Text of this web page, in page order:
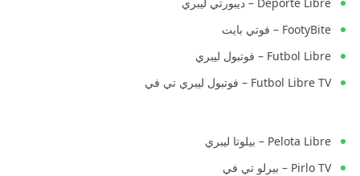
FootyBite – فوتي بايت
Futbol Libre – فوتبول ليبري
Futbol Libre TV – فوتبول ليبري تي في
Pelota Libre – بيلوتا ليبري
Pirlo TV – بيرلو تي في